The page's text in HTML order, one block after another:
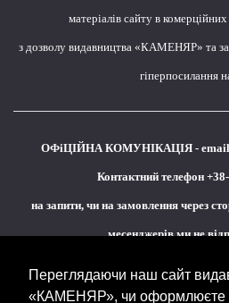
Переглядаючи наш сайт
«КАМЕНЯР», чи оформлюєте
матеріалів сайту в
з дозволу видавництва «КАМЕНЯР» та за
гіперпосилання
ОФіЦІЙНА КОМУНІКАЦІЯ -
Контактний телефон
на запити, чи на замовлення через
месенджерів ми не